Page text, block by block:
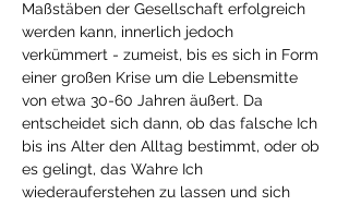
Maßstäben der Gesellschaft erfolgreich
werden kann, innerlich jedoch
verkümmert - zumeist, bis es sich in Form
einer großen Krise um die Lebensmitte
von etwa 30-60 Jahren äußert. Da
entscheidet sich dann, ob das falsche Ich
bis ins Alter den Alltag bestimmt, oder ob
es gelingt, das Wahre Ich
wiederauferstehen zu lassen und sich